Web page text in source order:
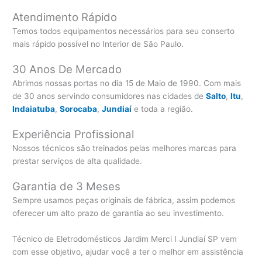
Atendimento Rápido
Temos todos equipamentos necessários para seu conserto
mais rápido possível no Interior de São Paulo.
30 Anos De Mercado
Abrimos nossas portas no dia 15 de Maio de 1990. Com mais
de 30 anos servindo consumidores nas cidades deSalto,Itu,
Indaiatuba,Sorocaba,Jundiaí e toda a região.
Experiência Profissional
Nossos técnicos são treinados pelas melhores marcas para
prestar serviços de alta qualidade.
Garantia de 3 Meses
Sempre usamos peças originais de fábrica, assim podemos
oferecer um alto prazo de garantia ao seu investimento.
Técnico de Eletrodomésticos Jardim Merci I Jundiaí SP vem
com esse objetivo, ajudar você a ter o melhor em assistência